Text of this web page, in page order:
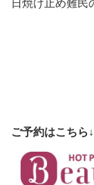
日焼け止め難民
ご予約はこちら↓